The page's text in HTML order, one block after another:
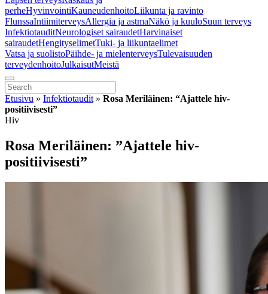
perheHyvinvointiKauneudenhoitoLiikunta ja ravinto
FlunssaIntiimiterveysAllergia ja astmaNäkö ja kuuloSuun terveys
InfektiotauditNeurologiset sairaudetHarvinaiset
sairaudetHengityselimetTuki- ja liikuntaelimet
Vatsa ja suolistoPäihde- ja mielenterveysTulevaisuuden
terveydenhoitoJulkaisutMeistä
Etusivu » Infektiotaudit » Rosa Meriläinen: “Ajattele hiv-
positiivisesti”
Hiv
Rosa Meriläinen: ”Ajattele hiv-
positiivisesti”